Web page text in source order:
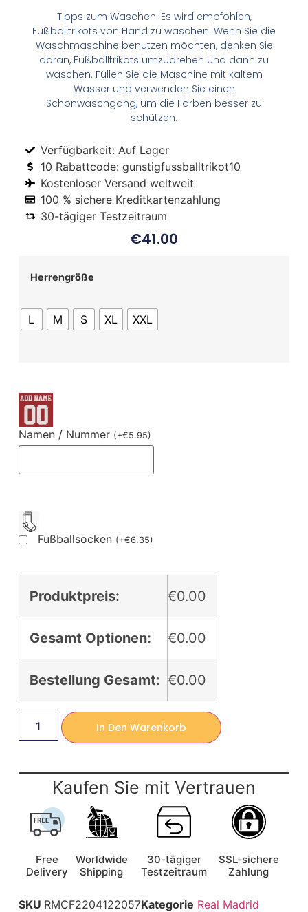
Tipps zum Waschen: Es wird empfohlen,
Fußballtrikots von Hand zu waschen. Wenn Sie die
Waschmaschine benutzen möchten, denken Sie
daran, Fußballtrikots umzudrehen und dann zu
waschen. Füllen Sie die Maschine mit kaltem
Wasser und verwenden Sie einen
Schonwaschgang, um die Farben besser zu
schützen.
Verfügbarkeit: Auf Lager
10 Rabattcode: gunstigfussballtrikot10
Kostenloser Versand weltweit
100 % sichere Kreditkartenzahlung
30-tägiger Testzeitraum
€41.00
Herrengröße
L M S XL XXL
Namen / Nummer (+€5.95)
Fußballsocken (+€6.35)
Produktpreis: €0.00
Gesamt Optionen: €0.00
Bestellung Gesamt: €0.00
In Den Warenkorb
Kaufen Sie mit Vertrauen
Free
Delivery
Worldwide
Shipping
30-tägiger
Testzeitraum
SSL-sichere
Zahlung
SKU RMCF2204122057Kategorie Real Madrid